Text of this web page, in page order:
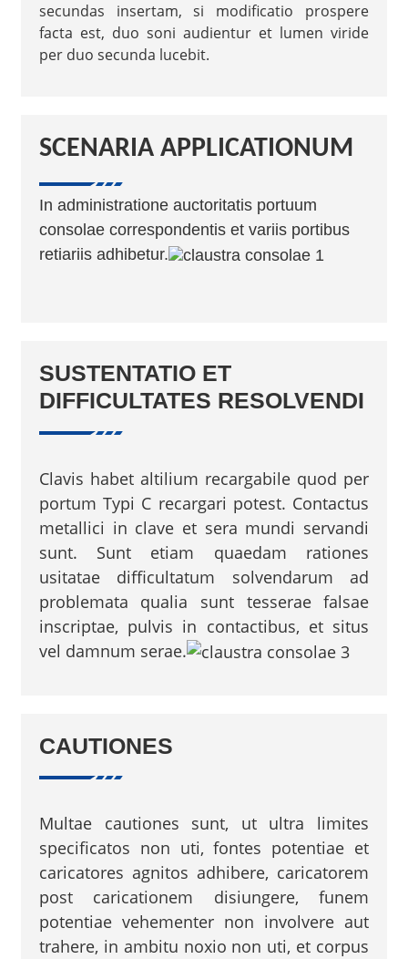
secundas insertam, si modificatio prospere
facta est, duo soni audientur et lumen viride
per duo secunda lucebit.
SCENARIA APPLICATIONUM
In administratione auctoritatis portuum
consolae correspondentis et variis portibus
retiariis adhibetur.
SUSTENTATIO ET
DIFFICULTATES RESOLVENDI
Clavis habet altilium recargabile quod per
portum Typi C recargari potest. Contactus
metallici in clave et sera mundi servandi
sunt. Sunt etiam quaedam rationes
usitatae difficultatum solvendarum ad
problemata qualia sunt tesserae falsae
inscriptae, pulvis in contactibus, et situs
vel damnum serae.
CAUTIONES
Multae cautiones sunt, ut ultra limites
specificatos non uti, fontes potentiae et
caricatores agnitos adhibere, caricatorem
post caricationem disiungere, funem
potentiae vehementer non involvere aut
trahere, in ambitu noxio non uti, et corpus